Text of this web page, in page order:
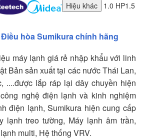
Hiệu khác 1.0 HP1.5
hòa Sumikura chính hãng
máy lạnh giá rẻ nhập khẩu với linh
Bản sản xuất tại các nước Thái Lan,
....được lắp ráp lại dây chuyền hiện
nghệ điện lạnh và kinh nghiệm
điện lạnh, Sumikura hiện cung cấp
lạnh treo tường, Máy lạnh âm trần,
multi, Hệ thống VRV.